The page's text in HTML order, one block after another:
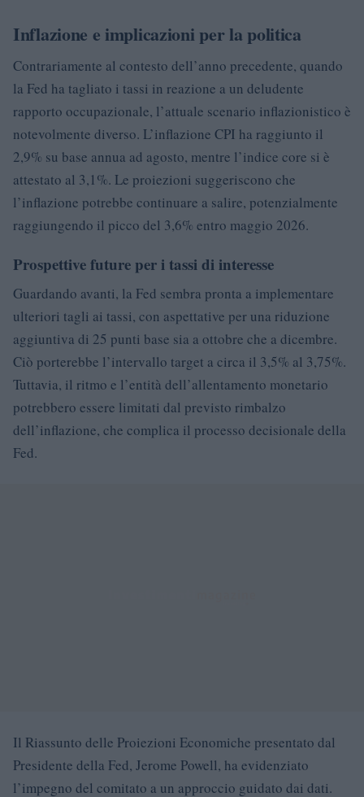
Inflazione e implicazioni per la politica
Contrariamente al contesto dell’anno precedente, quando
la Fed ha tagliato i tassi in reazione a un deludente
rapporto occupazionale, l’attuale scenario inflazionistico è
notevolmente diverso. L’inflazione CPI ha raggiunto il
2,9% su base annua ad agosto, mentre l’indice core si è
attestato al 3,1%. Le proiezioni suggeriscono che
l’inflazione potrebbe continuare a salire, potenzialmente
raggiungendo il picco del 3,6% entro maggio 2026.
Prospettive future per i tassi di interesse
Guardando avanti, la Fed sembra pronta a implementare
ulteriori tagli ai tassi, con aspettative per una riduzione
aggiuntiva di 25 punti base sia a ottobre che a dicembre.
Ciò porterebbe l’intervallo target a circa il 3,5% al 3,75%.
Tuttavia, il ritmo e l’entità dell’allentamento monetario
potrebbero essere limitati dal previsto rimbalzo
dell’inflazione, che complica il processo decisionale della
Fed.
Il Riassunto delle Proiezioni Economiche presentato dal
Presidente della Fed, Jerome Powell, ha evidenziato
l’impegno del comitato a un approccio guidato dai dati.